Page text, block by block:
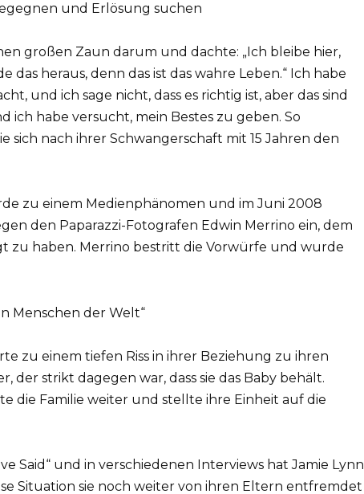
und Erlösung suchen
großen Zaun darum und dachte: „Ich bleibe hier,
heraus, denn das ist das wahre Leben.“ Ich habe
und ich sage nicht, dass es richtig ist, aber das sind
ich habe versucht, mein Bestes zu geben. So
sich nach ihrer Schwangerschaft mit 15 Jahren den
zu einem Medienphänomen und im Juni 2008
den Paparazzi-Fotografen Edwin Merrino ein, dem
zu haben. Merrino bestritt die Vorwürfe und wurde
Menschen der Welt“
zu einem tiefen Riss in ihrer Beziehung zu ihren
der strikt dagegen war, dass sie das Baby behält.
die Familie weiter und stellte ihre Einheit auf die
Said“ und in verschiedenen Interviews hat Jamie Lynn
Situation sie noch weiter von ihren Eltern entfremdet